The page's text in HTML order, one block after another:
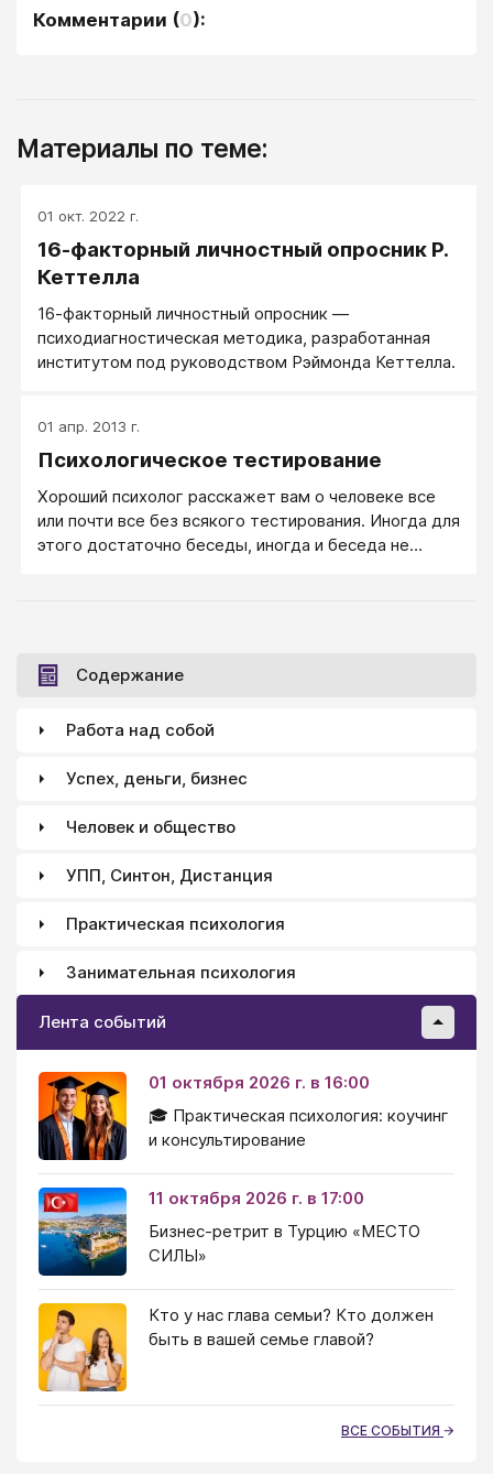
Комментарии (0):
Материалы по теме:
01 окт. 2022 г.
16-факторный личностный опросник Р.
Кеттелла
16-факторный личностный опросник —
психодиагностическая методика, разработанная
институтом под руководством Рэймонда Кеттелла.
01 апр. 2013 г.
Психологическое тестирование
Хороший психолог расскажет вам о человеке все
или почти все без всякого тестирования. Иногда для
этого достаточно беседы, иногда и беседа не
вот тут пригождаются как раз психологические
тесты.
Содержание
Работа над собой
Успех, деньги, бизнес
Человек и общество
УПП, Синтон, Дистанция
Практическая психология
Занимательная психология
Лента событий
01 октября 2026 г. в 16:00
🎓 Практическая психология: коучинг
и консультирование
11 октября 2026 г. в 17:00
Бизнес-ретрит в Турцию «МЕСТО
СИЛЫ»
Кто у нас глава семьи? Кто должен
быть в вашей семье главой?
ВСЕ СОБЫТИЯ